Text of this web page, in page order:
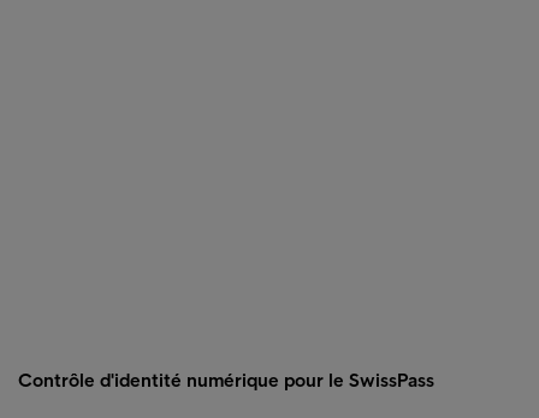
Contrôle d'identité numérique pour le SwissPass